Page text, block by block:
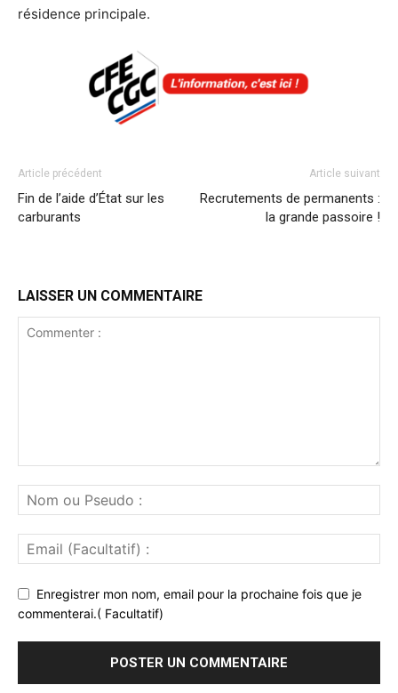
résidence principale.
Article précédent
Fin de l’aide d’État sur les
carburants
Article suivant
Recrutements de permanents :
la grande passoire !
LAISSER UN COMMENTAIRE
Enregistrer mon nom, email pour la prochaine fois que je
commenterai.( Facultatif)